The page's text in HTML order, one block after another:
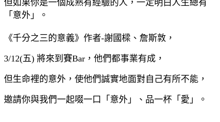
但如果你是一個成熟有經驗的人，一定明白人生總有
「意外」。​
《千分之三的意義》作者-謝國樑、詹斯敦，
3/12(五) 將來到賽Bar，他們都事業有成，
但生命裡的意外，使他們誠實地面對自己有所不能，
邀請你與我們一起啜一口「意外」、品一杯「愛」。​